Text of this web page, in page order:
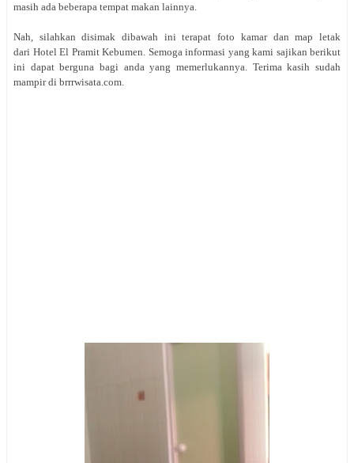
masih ada beberapa tempat makan lainnya.
Nah, silahkan disimak dibawah ini terapat foto kamar dan map letak
dari Hotel El Pramit Kebumen. Semoga informasi yang kami sajikan berikut
ini dapat berguna bagi anda yang memerlukannya. Terima kasih sudah
mampir di brrrwisata.com.